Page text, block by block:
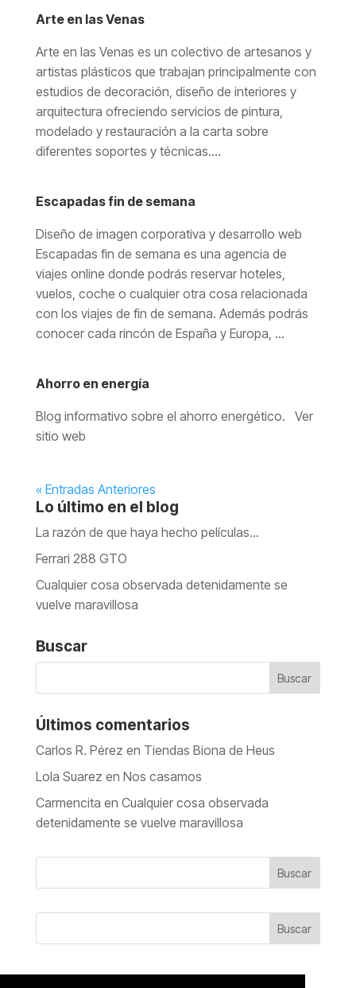
Arte en las Venas
Arte en las Venas es un colectivo de artesanos y
artistas plásticos que trabajan principalmente con
estudios de decoración, diseño de interiores y
arquitectura ofreciendo servicios de pintura,
modelado y restauración a la carta sobre
diferentes soportes y técnicas....
Escapadas fin de semana
Diseño de imagen corporativa y desarrollo web
Escapadas fin de semana es una agencia de
viajes online donde podrás reservar hoteles,
vuelos, coche o cualquier otra cosa relacionada
con los viajes de fin de semana. Además podrás
conocer cada rincón de España y Europa, ...
Ahorro en energía
Blog informativo sobre el ahorro energético. Ver
sitio web
« Entradas Anteriores
Lo último en el blog
La razón de que haya hecho películas…
Ferrari 288 GTO
Cualquier cosa observada detenidamente se
vuelve maravillosa
Buscar
Últimos comentarios
Carlos R. Pérez en Tiendas Biona de Heus
Lola Suarez en Nos casamos
Carmencita en Cualquier cosa observada
detenidamente se vuelve maravillosa